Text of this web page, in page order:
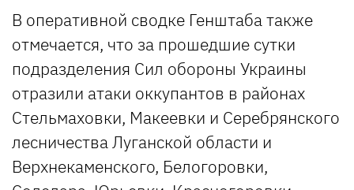
В оперативной сводке Генштаба также
отмечается, что за прошедшие сутки
подразделения Сил обороны Украины
отразили атаки оккупантов в районах
Стельмаховки, Макеевки и Серебрянского
лесничества Луганской области и
Верхнекаменского, Белогоровки,